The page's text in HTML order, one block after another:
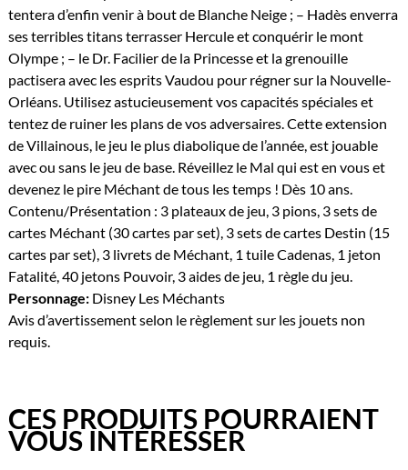
tentera d’enfin venir à bout de Blanche Neige ; – Hadès enverra
ses terribles titans terrasser Hercule et conquérir le mont
Olympe ; – le Dr. Facilier de la Princesse et la grenouille
pactisera avec les esprits Vaudou pour régner sur la Nouvelle-
Orléans. Utilisez astucieusement vos capacités spéciales et
tentez de ruiner les plans de vos adversaires. Cette extension
de Villainous, le jeu le plus diabolique de l’année, est jouable
avec ou sans le jeu de base. Réveillez le Mal qui est en vous et
devenez le pire Méchant de tous les temps ! Dès 10 ans.
Contenu/Présentation : 3 plateaux de jeu, 3 pions, 3 sets de
cartes Méchant (30 cartes par set), 3 sets de cartes Destin (15
cartes par set), 3 livrets de Méchant, 1 tuile Cadenas, 1 jeton
Fatalité, 40 jetons Pouvoir, 3 aides de jeu, 1 règle du jeu.
Personnage:Disney Les Méchants
Avis d’avertissement selon le règlement sur les jouets non
requis.
CES PRODUITS POURRAIENT
VOUS INTÉRESSER